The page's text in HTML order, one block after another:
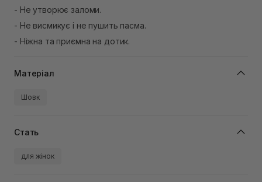
- Не утворює заломи.
- Не висмикує і не пушить пасма.
- Ніжна та приємна на дотик.
Матеріал
Шовк
Стать
для жінок